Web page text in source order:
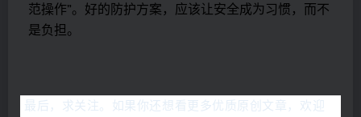
范操作”。好的防护方案，应该让安全成为习惯，而不
是负担。
最后，求关注。 如果你还想看更多优质原创文章，欢迎